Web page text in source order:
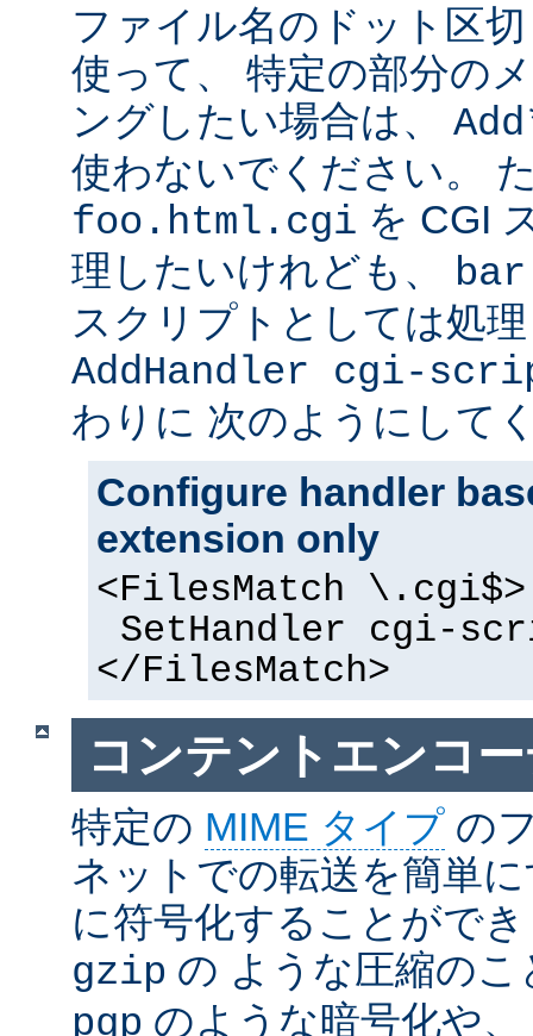
ファイル名のドット区
使って、 特定の部分の
ングしたい場合は、
使わないでください。
foo.html.cgi を CGI
理したいけれども、
スクリプトとしては処
AddHandler cgi-
わりに 次のようにして
Configure handler
extension only
<FilesMatch \.cgi$>
SetHandler cgi-
</FilesMatch>
コンテントエンコ
特定の MIME タイプ の
ネットでの転送を簡単
に符号化することがで
gzip の ような圧縮の
pgp のような暗号化や